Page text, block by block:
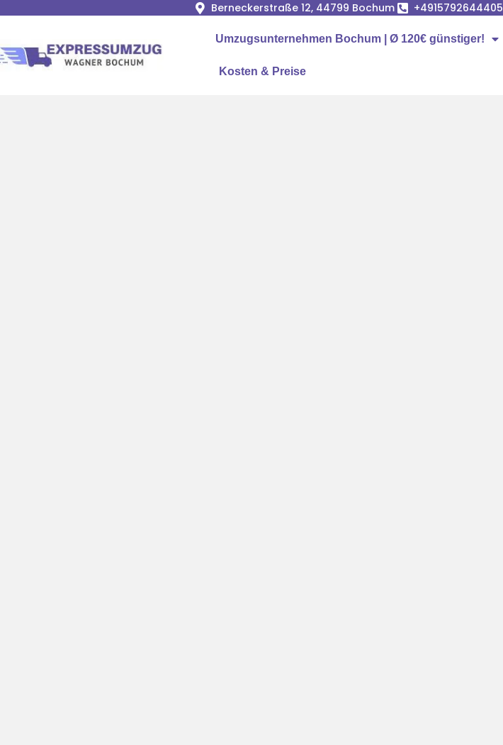
Berneckerstraße 12, 44799 Bochum +4915792644405
Umzugsunternehmen Bochum | Ø 120€ günstiger!
Kosten & Preise